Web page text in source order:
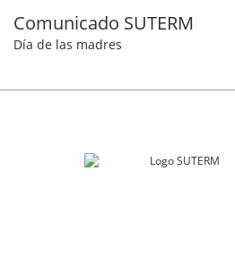
Comunicado SUTERM
Día de las madres